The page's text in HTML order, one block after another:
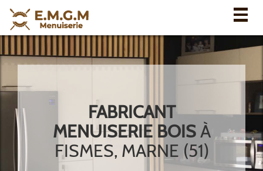
FABRICANT
MENUISERIE BOISÀ
FISMES, MARNE (51)